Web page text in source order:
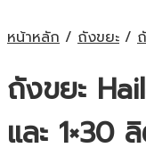
หน้าหลัก / ถังขยะ /
ถังขยะ
และ 1×30